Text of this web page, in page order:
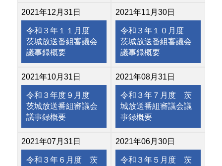
2021年12月31日
令和３年１１月度
茨城放送番組審議会
議事録概要
2021年11月30日
令和３年１０月度
茨城放送番組審議会
議事録概要
2021年10月31日
令和３年度９月度
茨城放送番組審議会
議事録概要
2021年08月31日
令和３年７月度 茨
城放送番組審議会議
事録概要
2021年07月31日
令和３年６月度 茨
2021年06月30日
令和３年５月度 茨